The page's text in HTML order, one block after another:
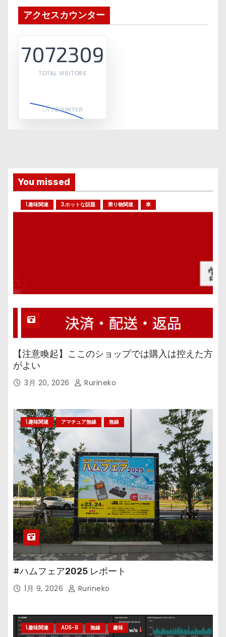
アクセスカウンター
7072309
TOTAL VISITORS
You missed
1.趣味関連 3.ホットな話題 乗り物関連 車
【注意喚起】ここのショップでは購入は控えた方
がよい
3月 20, 2026 Rurineko
1.趣味関連 アマチュア無線 無線
#ハムフェア2025 レポート
1月 9, 2026 Rurineko
1.趣味関連 ADS-B 無線 趣味